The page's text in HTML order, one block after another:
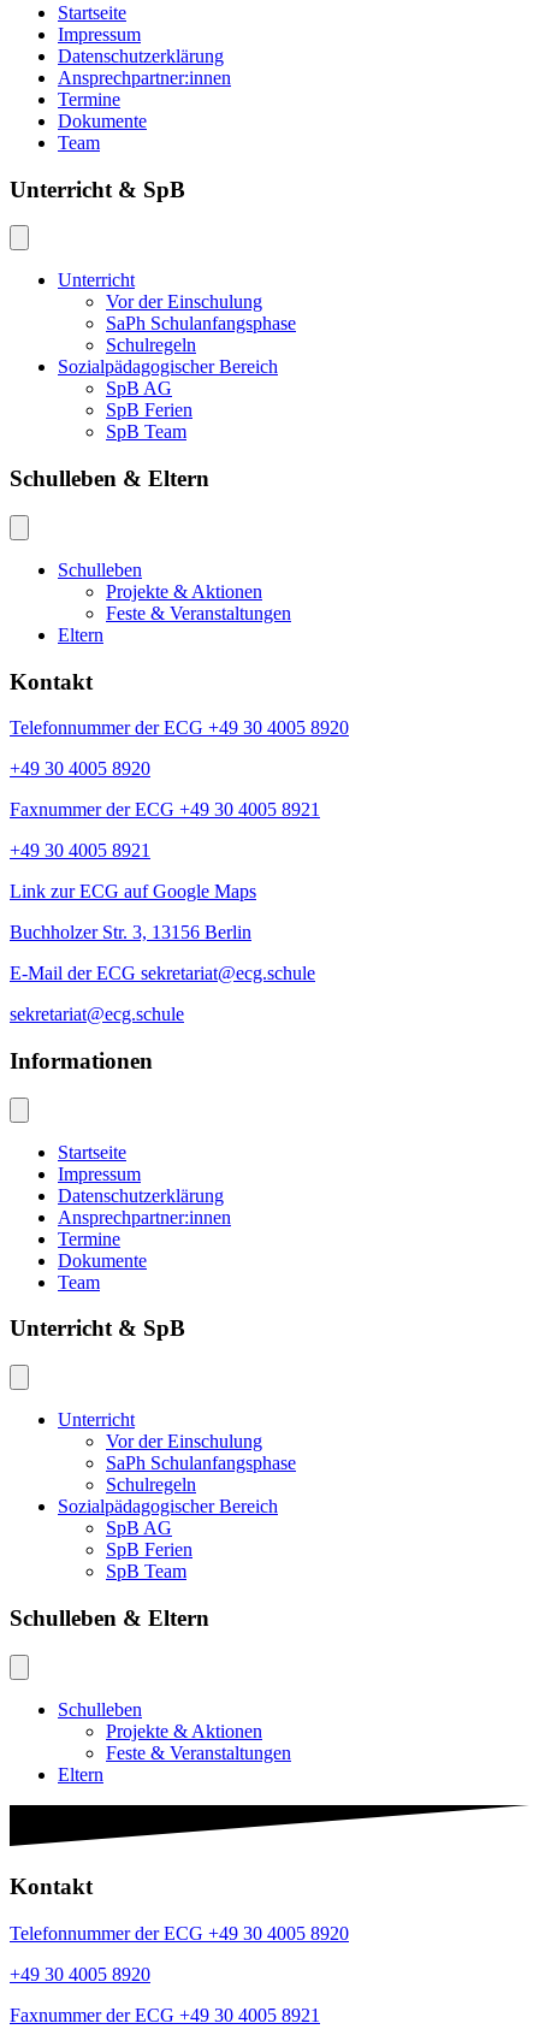
Startseite
Impressum
Datenschutzerklärung
Ansprechpartner:innen
Termine
Dokumente
Team
Unterricht & SpB
Unterricht
Vor der Einschulung
SaPh Schulanfangsphase
Schulregeln
Sozialpädagogischer Bereich
SpB AG
SpB Ferien
SpB Team
Schulleben & Eltern
Schulleben
Projekte & Aktionen
Feste & Veranstaltungen
Eltern
Kontakt
Telefonnummer der ECG +49 30 4005 8920
+49 30 4005 8920
Faxnummer der ECG +49 30 4005 8921
+49 30 4005 8921
Link zur ECG auf Google Maps
Buchholzer Str. 3, 13156 Berlin
E-Mail der ECG sekretariat@ecg.schule
sekretariat@ecg.schule
Informationen
Startseite
Impressum
Datenschutzerklärung
Ansprechpartner:innen
Termine
Dokumente
Team
Unterricht & SpB
Unterricht
Vor der Einschulung
SaPh Schulanfangsphase
Schulregeln
Sozialpädagogischer Bereich
SpB AG
SpB Ferien
SpB Team
Schulleben & Eltern
Schulleben
Projekte & Aktionen
Feste & Veranstaltungen
Eltern
Kontakt
Telefonnummer der ECG +49 30 4005 8920
+49 30 4005 8920
Faxnummer der ECG +49 30 4005 8921